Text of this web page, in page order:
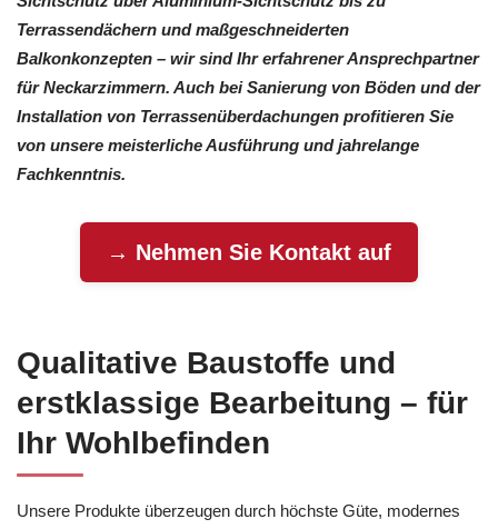
Terrassendächern und maßgeschneiderten
Balkonkonzepten – wir sind Ihr erfahrener Ansprechpartner
für Neckarzimmern. Auch bei Sanierung von Böden und der
Installation von Terrassenüberdachungen profitieren Sie
von unsere meisterliche Ausführung und jahrelange
Fachkenntnis.
→ Nehmen Sie Kontakt auf
Qualitative Baustoffe und
erstklassige Bearbeitung – für
Ihr Wohlbefinden
Unsere Produkte überzeugen durch höchste Güte, modernes